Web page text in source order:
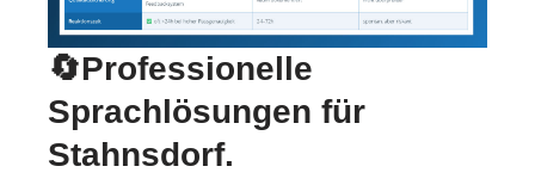
🔄Professionelle
Sprachlösungen für
Stahnsdorf.